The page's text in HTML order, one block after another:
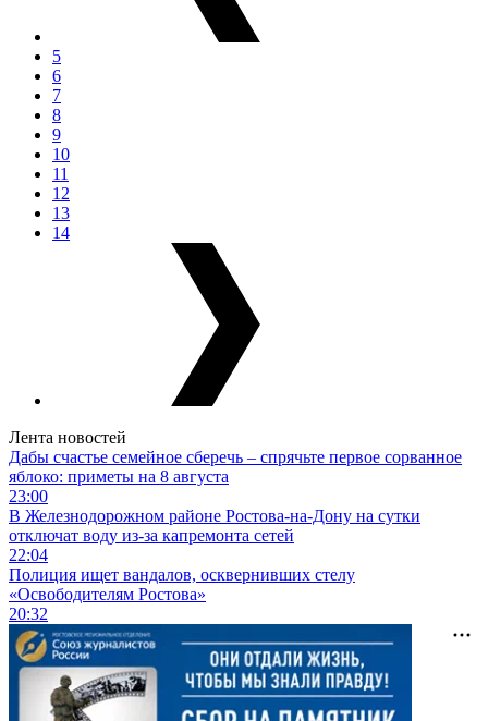
5
6
7
8
9
10
11
12
13
14
Лента новостей
Дабы счастье семейное сберечь – спрячьте первое сорванное
яблоко: приметы на 8 августа
23:00
В Железнодорожном районе Ростова-на-Дону на сутки
отключат воду из-за капремонта сетей
22:04
Полиция ищет вандалов, осквернивших стелу
«Освободителям Ростова»
20:32